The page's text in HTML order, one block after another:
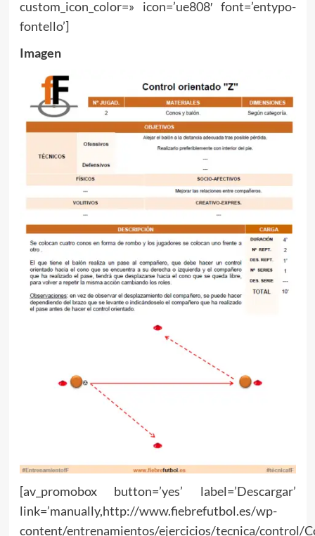
custom_icon_color=» icon=’ue808′ font=’entypo-
fontello’]
Imagen
[av_promobox button=’yes’ label=’Descargar’
link=’manually,http://www.fiebrefutbol.es/wp-
content/entrenamientos/ejercicios/tecnica/control/